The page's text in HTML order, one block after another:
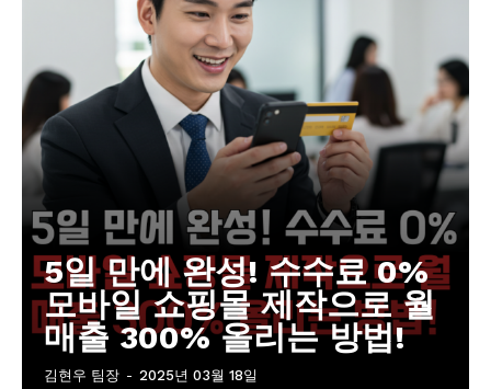
5일 만에 완성! 수수료 0%
모바일 쇼핑몰 제작으로 월
매출 300% 올리는 방법!
김현우 팀장 - 2025년 03월 18일